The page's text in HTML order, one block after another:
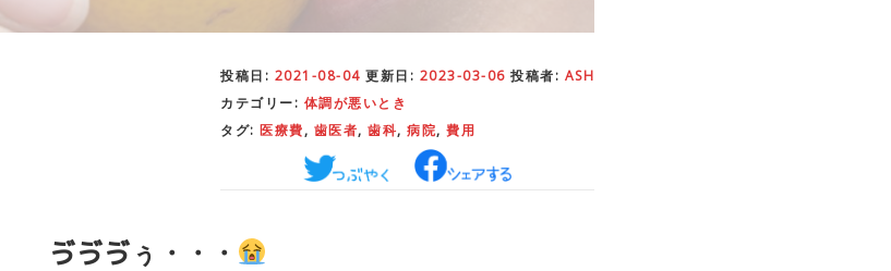
投稿日: 2021-08-04 更新日: 2023-03-06 投稿者: ASH
カテゴリー: 体調が悪いとき
タグ: 医療費, 歯医者, 歯科, 病院, 費用
ゔゔゔぅ・・・